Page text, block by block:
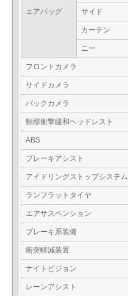
エアバッグ サイド
カーテン
ニー
フロントカメラ
サイドカメラ
バックカメラ
頸部衝撃緩和ヘッドレスト
ABS
ブレーキアシスト
アイドリングストップシステム
ランフラットタイヤ
エアサスペンション
ブレーキ系装備
衝突軽減装置
ナイトビジョン
レーンアシスト